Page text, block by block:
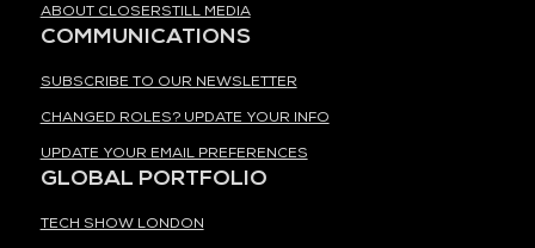
ABOUT CLOSERSTILL MEDIA
COMMUNICATIONS
SUBSCRIBE TO OUR NEWSLETTER
CHANGED ROLES? UPDATE YOUR INFO
UPDATE YOUR EMAIL PREFERENCES
GLOBAL PORTFOLIO
TECH SHOW LONDON